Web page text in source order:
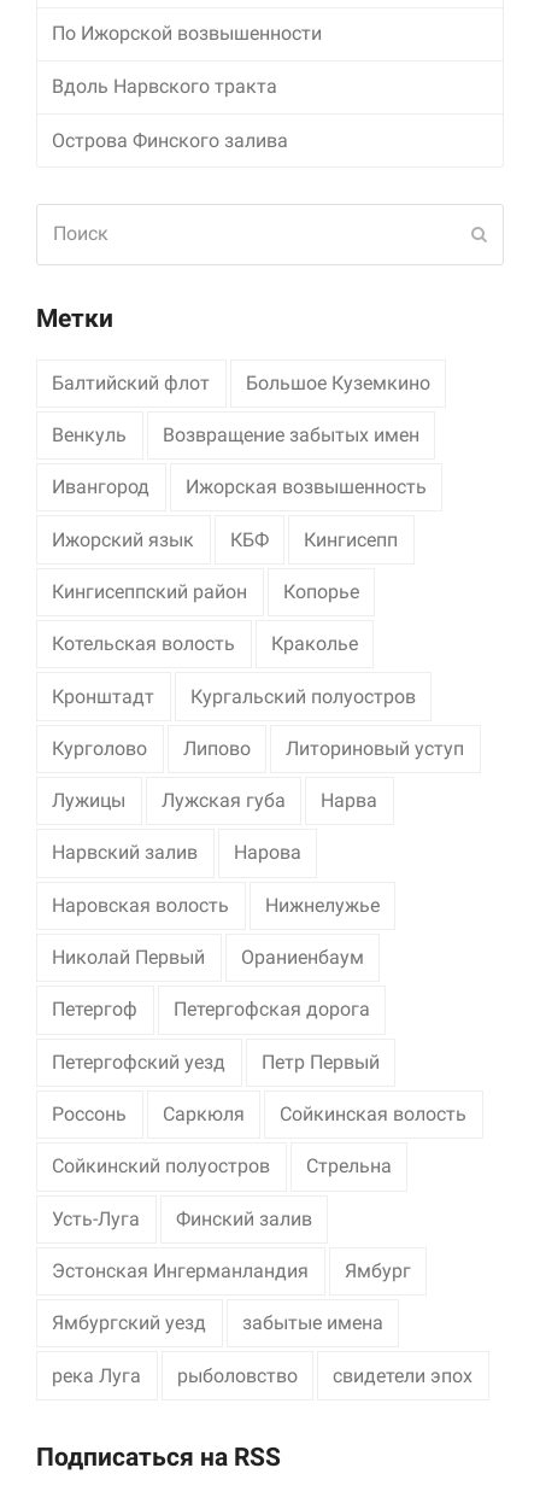
По Ижорской возвышенности
Вдоль Нарвского тракта
Острова Финского залива
Метки
Балтийский флот Большое Куземкино
Венкуль Возвращение забытых имен
Ивангород Ижорская возвышенность
Ижорский язык КБФ Кингисепп
Кингисеппский район Копорье
Котельская волость Краколье
Кронштадт Кургальский полуостров
Курголово Липово Литориновый уступ
Лужицы Лужская губа Нарва
Нарвский залив Нарова
Наровская волость Нижнелужье
Николай Первый Ораниенбаум
Петергоф Петергофская дорога
Петергофский уезд Петр Первый
Россонь Саркюля Сойкинская волость
Сойкинский полуостров Стрельна
Усть-Луга Финский залив
Эстонская Ингерманландия Ямбург
Ямбургский уезд забытые имена
река Луга рыболовство свидетели эпох
Подписаться на RSS
посещения нашего